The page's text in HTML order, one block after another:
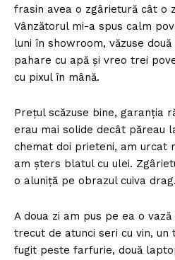
frasin avea o zgârietură cât o
Vânzătorul mi-a spus calm
luni în showroom, văzuse
pahare cu apă și vreo trei
cu pixul în mână.
Prețul scăzuse bine, garanția
erau mai solide decât păreau
chemat doi prieteni, am urcat
am șters blatul cu ulei.
o aluniță pe obrazul cuiva drag.
A doua zi am pus pe ea o
trecut de atunci seri cu vin,
fugit peste farfurie, două